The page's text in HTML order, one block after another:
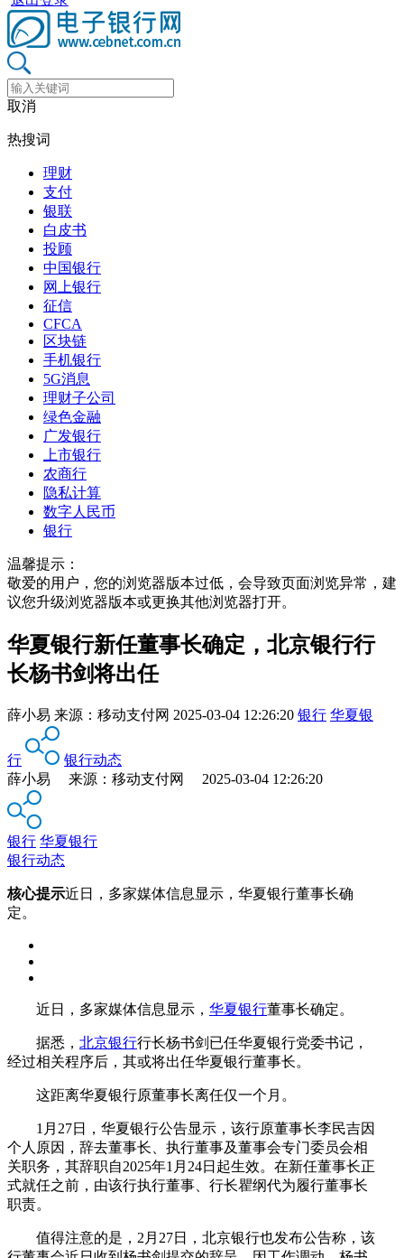
取消
热搜词
理财
支付
银联
白皮书
投顾
中国银行
网上银行
征信
CFCA
区块链
手机银行
5G消息
理财子公司
绿色金融
广发银行
上市银行
农商行
隐私计算
数字人民币
银行
温馨提示：
敬爱的用户，您的浏览器版本过低，会导致页面浏览异常，建
议您升级浏览器版本或更换其他浏览器打开。
华夏银行新任董事长确定，北京银行行
长杨书剑将出任
薛小易 来源： 移动支付网 2025-03-04 12:26:20 银行 华夏银
行
银行动态
薛小易 来源：移动支付网 2025-03-04 12:26:20
银行 华夏银行
银行动态
核心提示近日，多家媒体信息显示，华夏银行董事长确
定。
近日，多家媒体信息显示， 华夏银行董事长确定。
据悉， 北京银行行长杨书剑已任华夏银行党委书记，
经过相关程序后，其或将出任华夏银行董事长。
这距离华夏银行原董事长离任仅一个月。
1月27日，华夏银行公告显示，该行原董事长李民吉因
个人原因，辞去董事长、执行董事及董事会专门委员会相
关职务，其辞职自2025年1月24日起生效。在新任董事长正
式就任之前，由该行执行董事、行长瞿纲代为履行董事长
职责。
值得注意的是，2月27日，北京银行也发布公告称，该